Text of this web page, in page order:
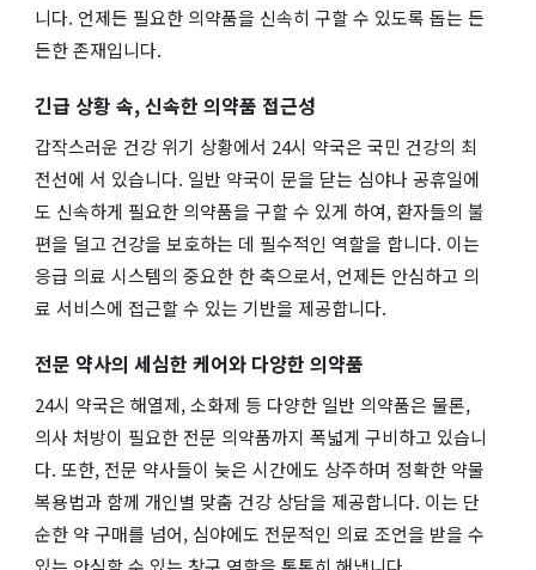
니다. 언제든 필요한 의약품을 신속히 구할 수 있도록 돕는 든
든한 존재입니다.
긴급 상황 속, 신속한 의약품 접근성
갑작스러운 건강 위기 상황에서 24시 약국은 국민 건강의 최
전선에 서 있습니다. 일반 약국이 문을 닫는 심야나 공휴일에
도 신속하게 필요한 의약품을 구할 수 있게 하여, 환자들의 불
편을 덜고 건강을 보호하는 데 필수적인 역할을 합니다. 이는
응급 의료 시스템의 중요한 한 축으로서, 언제든 안심하고 의
료 서비스에 접근할 수 있는 기반을 제공합니다.
전문 약사의 세심한 케어와 다양한 의약품
24시 약국은 해열제, 소화제 등 다양한 일반 의약품은 물론,
의사 처방이 필요한 전문 의약품까지 폭넓게 구비하고 있습니
다. 또한, 전문 약사들이 늦은 시간에도 상주하며 정확한 약물
복용법과 함께 개인별 맞춤 건강 상담을 제공합니다. 이는 단
순한 약 구매를 넘어, 심야에도 전문적인 의료 조언을 받을 수